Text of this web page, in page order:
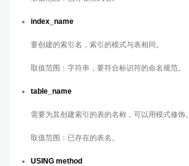
index_name
要创建的索引名，索引的模式与表相同。
取值范围：字符串，要符合标识符的命名规范。
table_name
需要为其创建索引的表的名称，可以用模式修饰。
取值范围：已存在的表名。
USING method